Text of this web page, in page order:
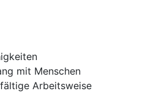
mit Menschen
Arbeitsweise